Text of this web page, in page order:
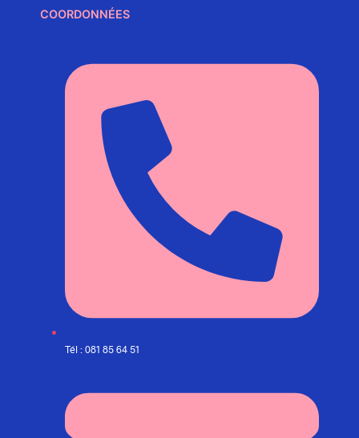
COORDONNÉES
Tél : 081 85 64 51